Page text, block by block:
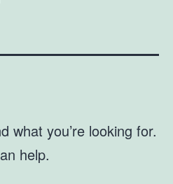
what you’re looking for.
help.